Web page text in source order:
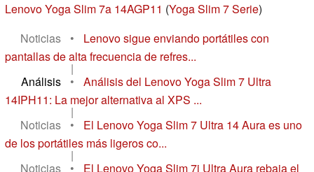
Lenovo Yoga Slim 7a 14AGP11 (Yoga Slim 7 Serie)
Noticias
•
Lenovo sigue enviando portátiles con
pantallas de alta frecuencia de refres...
|
Análisis
•
Análisis del Lenovo Yoga Slim 7 Ultra
14IPH11: La mejor alternativa al XPS ...
|
Noticias
•
El Lenovo Yoga Slim 7 Ultra 14 Aura es uno
de los portátiles más ligeros co...
|
Noticias
•
El Lenovo Yoga Slim 7i Ultra Aura rebaja el